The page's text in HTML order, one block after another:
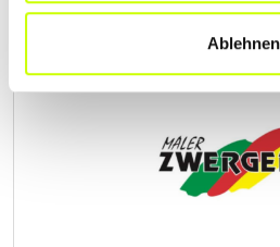
Ablehnen
maler-zwerger.weblocator.de